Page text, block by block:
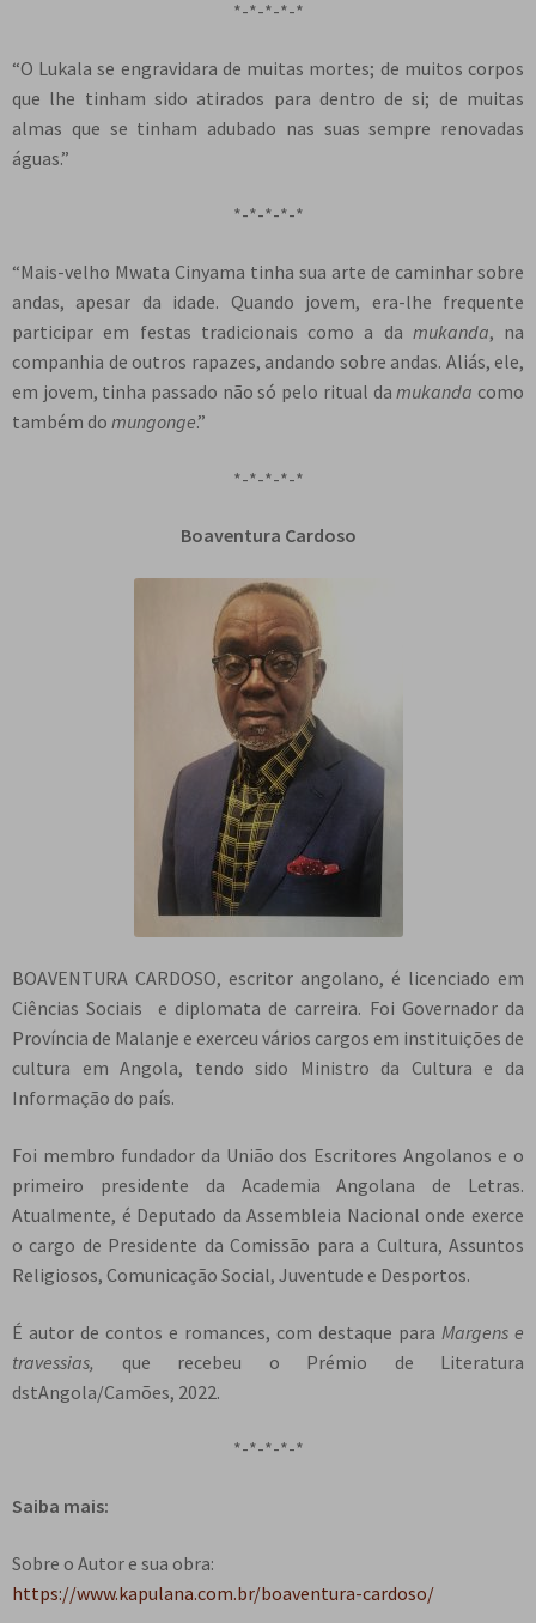
*-*-*-*-*
“O Lukala se engravidara de muitas mortes; de muitos corpos
que lhe tinham sido atirados para dentro de si; de muitas
almas que se tinham adubado nas suas sempre renovadas
águas.”
*-*-*-*-*
“Mais-velho Mwata Cinyama tinha sua arte de caminhar sobre
andas, apesar da idade. Quando jovem, era-lhe frequente
participar em festas tradicionais como a da mukanda, na
companhia de outros rapazes, andando sobre andas. Aliás, ele,
em jovem, tinha passado não só pelo ritual da mukanda como
também do mungonge.”
*-*-*-*-*
Boaventura Cardoso
BOAVENTURA CARDOSO, escritor angolano, é licenciado em
Ciências Sociais e diplomata de carreira. Foi Governador da
Província de Malanje e exerceu vários cargos em instituições de
cultura em Angola, tendo sido Ministro da Cultura e da
Informação do país.
Foi membro fundador da União dos Escritores Angolanos e o
primeiro presidente da Academia Angolana de Letras.
Atualmente, é Deputado da Assembleia Nacional onde exerce
o cargo de Presidente da Comissão para a Cultura, Assuntos
Religiosos, Comunicação Social, Juventude e Desportos.
É autor de contos e romances, com destaque para Margens e
travessias, que recebeu o Prémio de Literatura
dstAngola/Camões, 2022.
*-*-*-*-*
Saiba mais:
Sobre o Autor e sua obra:
https://www.kapulana.com.br/boaventura-cardoso/